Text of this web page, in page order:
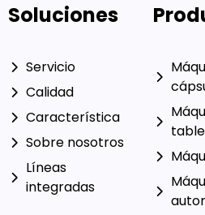
Soluciones
Servicio
Calidad
Característica
Sobre nosotros
Líneas
integradas